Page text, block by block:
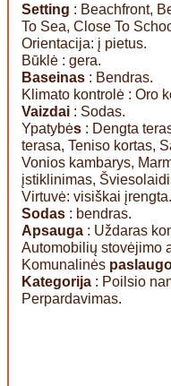
Setting : Beachfront,
To Sea, Close To
Orientacija: į pietus.
Būklė : gera.
Baseinas : Bendras.
Klimato kontrolė : Oro
Vaizdai : Sodas.
Ypatybės : Dengta
terasa, Teniso kortas,
Vonios kambarys,
įstiklinimas,
Virtuvė: visiškai įrengta.
Sodas : bendras.
Apsauga : Uždaras
Automobilių stovėjimo
Komunalinės
Kategorija : Poilsio
Perpardavimas.